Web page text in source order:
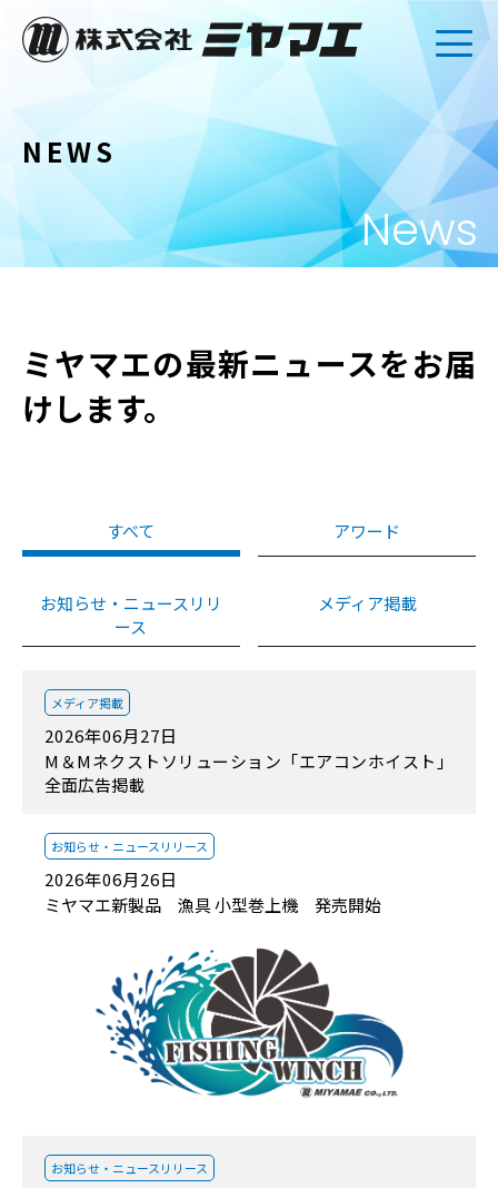
NEWS
News
ミヤマエの最新ニュースをお届
けします。
すべて アワード
お知らせ・ニュースリリ
ース
メディア掲載
2026年06月27日
メディア掲載
M＆Mネクストソリューション「エアコンホイスト」
全面広告掲載
2026年06月26日
お知らせ・ ニュースリリース
ミヤマエ新製品 漁具 小型巻上機 発売開始
お知らせ・ ニュースリリース